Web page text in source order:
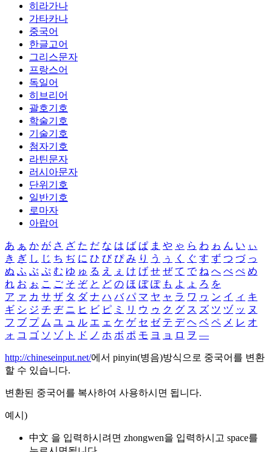
히라가나
가타카나
중국어
한글고어
그리스문자
프랑스어
독일어
히브리어
괄호기호
학술기호
기술기호
첨자기호
라틴문자
러시아문자
단위기호
일반기호
로마자
아랍어
あ ぁ か が さ ざ た だ な は ば ぱ ま や ゃ ら わ ゎ ん い ぃ
き ぎ し じ ち ぢ に ひ び ぴ み り う ぅ く ぐ す ず つ づ っ
ぬ ふ ぶ ぷ む ゆ ゅ る え ぇ け げ せ ぜ て で ね へ べ ぺ め
れ お ぉ こ ご そ ぞ と ど の ほ ぼ ぽ も よ ょ ろ を
ア ァ カ サ ザ タ ダ ナ ハ バ パ マ ヤ ャ ラ ワ ヮ ン イ ィ キ
ギ シ ジ チ ヂ ニ ヒ ビ ピ ミ リ ウ ゥ ク グ ス ズ ツ ヅ ッ ヌ
フ ブ プ ム ユ ュ ル エ ェ ケ ゲ セ ゼ テ デ ヘ ベ ペ メ レ オ
ォ コ ゴ ソ ゾ ト ド ノ ホ ボ ポ モ ヨ ョ ロ ヲ ―
http://chineseinput.net/에서 pinyin(병음)방식으로 중국어를 변환
할 수 있습니다.
변환된 중국어를 복사하여 사용하시면 됩니다.
예시)
中文 을 입력하시려면 zhongwen을 입력하시고 space를